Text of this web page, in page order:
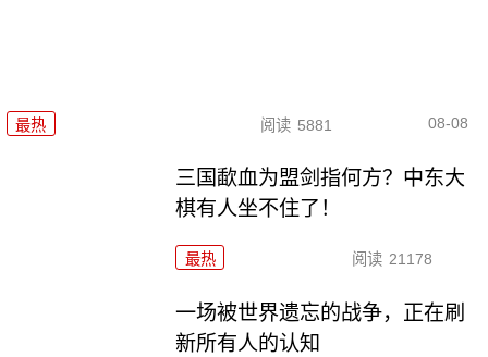
最热 阅读 5881 08-08
三国歃血为盟剑指何方？中东大
棋有人坐不住了！
最热 阅读 21178
一场被世界遗忘的战争，正在刷
新所有人的认知